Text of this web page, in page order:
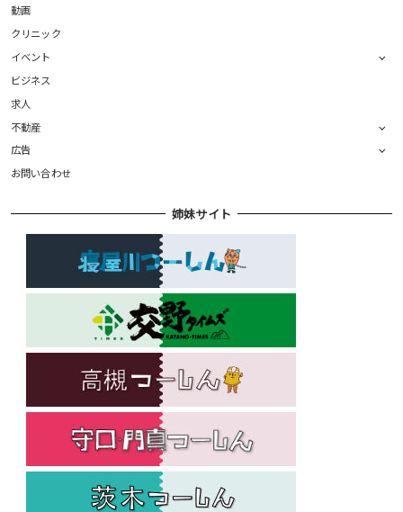
動画
クリニック
イベント
ビジネス
求人
不動産
広告
お問い合わせ
姉妹サイト